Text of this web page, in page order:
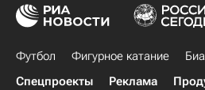
Футбол Фигурное катание
Спецпроекты
Реклама